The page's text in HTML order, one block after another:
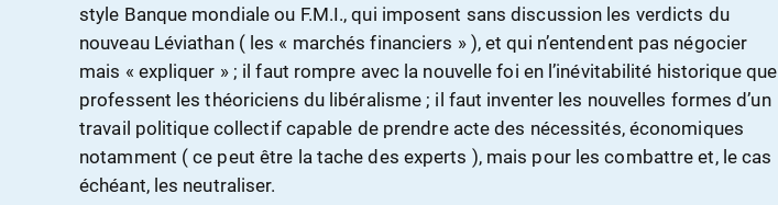
style Banque mondiale ou F.M.I., qui imposent sans discussion les verdicts du
nouveau Léviathan ( les « marchés financiers » ), et qui n’entendent pas négocier
mais « expliquer » ; il faut rompre avec la nouvelle foi en l’inévitabilité historique que
professent les théoriciens du libéralisme ; il faut inventer les nouvelles formes d’un
travail politique collectif capable de prendre acte des nécessités, économiques
notamment ( ce peut être la tache des experts ), mais pour les combattre et, le cas
échéant, les neutraliser.